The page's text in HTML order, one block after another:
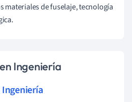
materiales de fuselaje, tecnología
Ingeniería